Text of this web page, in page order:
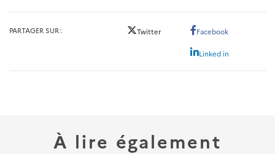
PARTAGER SUR Twitter Facebook
Linked in
À lire également